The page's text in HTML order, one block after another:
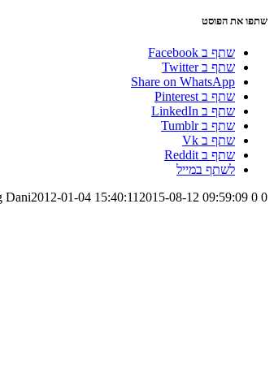
שתפו את הפוסט
שתף ב Facebook
שתף ב Twitter
Share on WhatsApp
שתף ב Pinterest
שתף ב LinkedIn
שתף ב Tumblr
שתף ב Vk
שתף ב Reddit
לשתף במייל
0
0
Dani2012-01-04 15:40:11 2015-08-12 09:59:09